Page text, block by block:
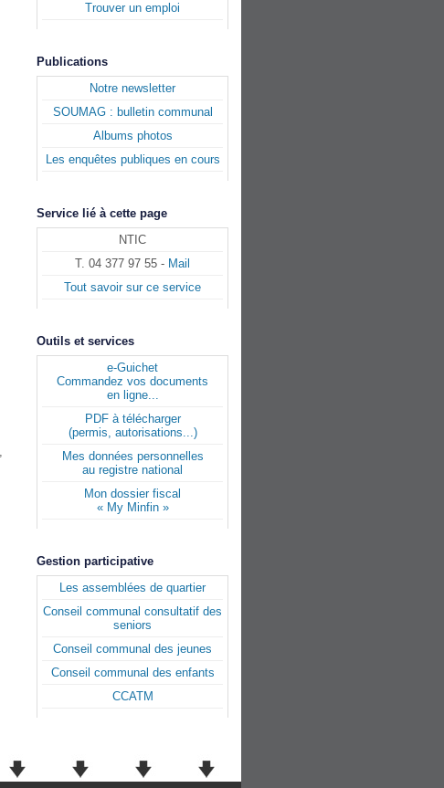
Trouver un emploi
Publications
Notre newsletter
SOUMAG : bulletin communal
Albums photos
Les enquêtes publiques en cours
Service lié à cette page
NTIC
T. 04 377 97 55 - Mail
Tout savoir sur ce service
Outils et services
e-Guichet
Commandez vos documents
en ligne...
PDF à télécharger
(permis, autorisations...)
Mes données personnelles
au registre national
Mon dossier fiscal
« My Minfin »
Gestion participative
Les assemblées de quartier
Conseil communal consultatif des
seniors
Conseil communal des jeunes
Conseil communal des enfants
CCATM